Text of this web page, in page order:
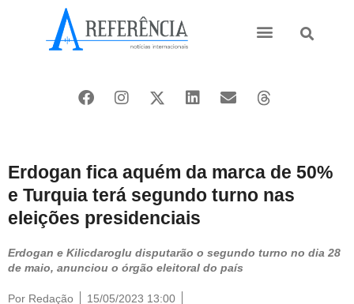
Erdogan fica aquém da marca de 50%
e Turquia terá segundo turno nas
eleições presidenciais
Erdogan e Kilicdaroglu disputarão o segundo turno no dia 28
de maio, anunciou o órgão eleitoral do país
Por Redação
15/05/2023 13:00